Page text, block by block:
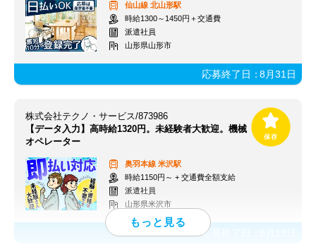
仙山線 北山形駅
時給1300～1450円＋交通費
派遣社員
山形県山形市
応募終了日：8月31日
株式会社テクノ・サービス/873986
【データ入力】高時給1320円。未経験者大歓迎。機械
オペレーター
奥羽本線 米沢駅
時給1150円～ + 交通費全額支給
派遣社員
山形県米沢市
応募終了日：